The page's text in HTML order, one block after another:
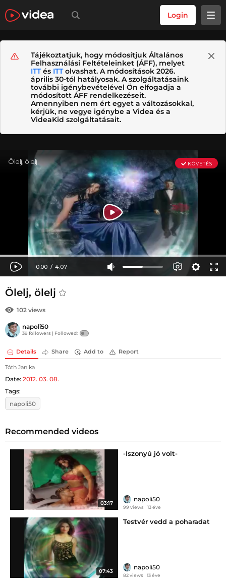
Login
Tájékoztatjuk, hogy módosítjuk Általános
Felhasználási Feltételeinket (ÁFF), melyet
ITTés ITTolvashat. A módosítások 2026.
április 30-tól hatályosak. A szolgáltatásaink
további igénybevételével Ön elfogadja a
módosított ÁFF rendelkezéseit.
Amennyiben nem ért egyet a változásokkal,
kérjük, ne vegye igénybe a Videa és a
VideaKid szolgáltatásait.
Ölelj, ölelj
102 views
napoli50
39 followers | Followed:
Details Share Add to Report
Tóth Janika
Date: 2012. 03. 08.
Tags:
napoli50
Recommended videos
03:17
-Iszonyú jó volt-
napoli50
99 views 13 éve
07:43
Testvér vedd a poharadat
napoli50
82 views 13 éve